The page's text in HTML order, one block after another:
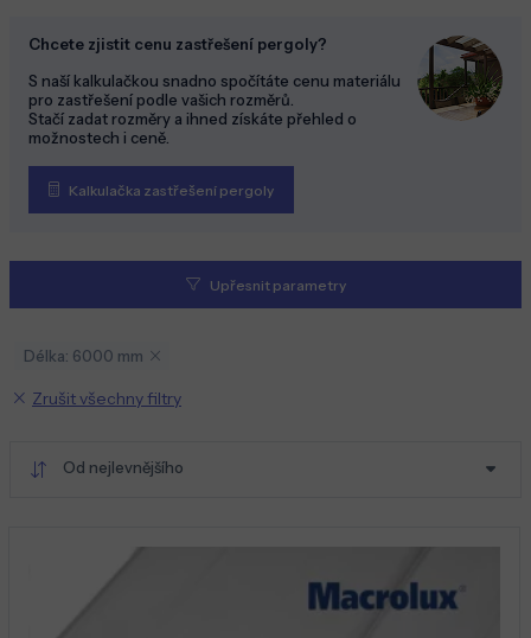
Chcete zjistit cenu zastřešení pergoly?
S naší kalkulačkou snadno spočítáte cenu materiálu
pro zastřešení podle vašich rozměrů.
Stačí zadat rozměry a ihned získáte přehled o
možnostech i ceně.
Kalkulačka zastřešení pergoly
Upřesnit parametry
Délka: 6000 mm
Zrušit všechny filtry
Od nejlevnějšího